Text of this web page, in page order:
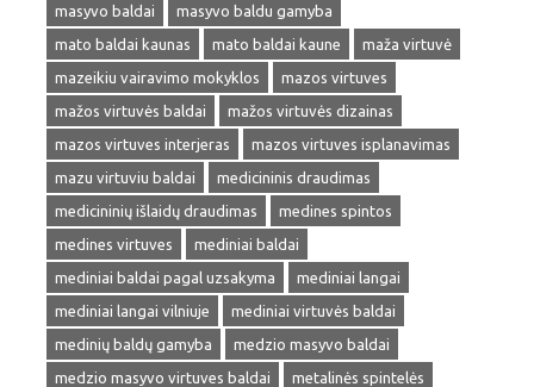
masyvo baldai
masyvo baldu gamyba
mato baldai kaunas
mato baldai kaune
maža virtuvė
mazeikiu vairavimo mokyklos
mazos virtuves
mažos virtuvės baldai
mažos virtuvės dizainas
mazos virtuves interjeras
mazos virtuves isplanavimas
mazu virtuviu baldai
medicininis draudimas
medicininių išlaidų draudimas
medines spintos
medines virtuves
mediniai baldai
mediniai baldai pagal uzsakyma
mediniai langai
mediniai langai vilniuje
mediniai virtuvės baldai
medinių baldų gamyba
medzio masyvo baldai
medzio masyvo virtuves baldai
metalinės spintelės